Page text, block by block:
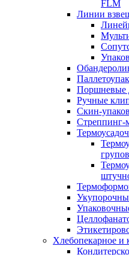
FLM
Линии
Поршневые
Ручные
Скин-
Хлебопекарное и